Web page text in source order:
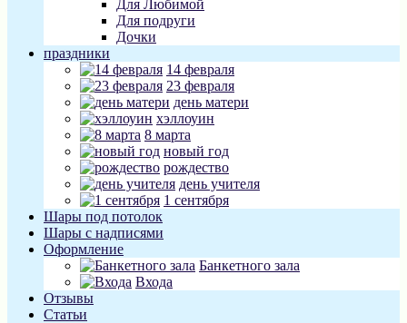
Для Любимой
Для подруги
Дочки
праздники
14 февраля
23 февраля
день матери
хэллоуин
8 марта
новый год
рождество
день учителя
1 сентября
Шары под потолок
Шары с надписями
Оформление
Банкетного зала
Входа
Отзывы
Статьи